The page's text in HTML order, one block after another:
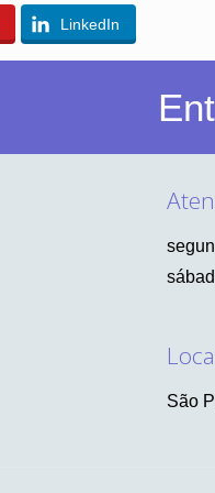
LinkedIn
São